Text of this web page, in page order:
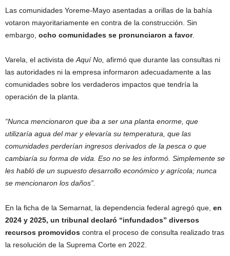
Las comunidades Yoreme-Mayo asentadas a orillas de la bahía
votaron mayoritariamente en contra de la construcción. Sin
embargo, ocho comunidades se pronunciaron a favor.
Varela, el activista de Aquí No, afirmó que durante las consultas ni
las autoridades ni la empresa informaron adecuadamente a las
comunidades sobre los verdaderos impactos que tendría la
operación de la planta.
“Nunca mencionaron que iba a ser una planta enorme, que
utilizaría agua del mar y elevaría su temperatura, que las
comunidades perderían ingresos derivados de la pesca o que
cambiaría su forma de vida. Eso no se les informó. Simplemente se
les habló de un supuesto desarrollo económico y agrícola; nunca
se mencionaron los daños”.
En la ficha de la Semarnat, la dependencia federal agregó que, en
2024 y 2025, un tribunal declaró “infundados” diversos
recursos promovidos contra el proceso de consulta realizado tras
la resolución de la Suprema Corte en 2022.